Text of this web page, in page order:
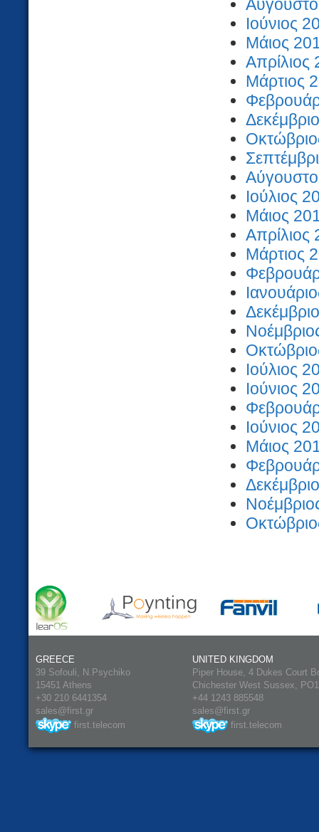
Ιούνιος
Μάιος
Απρίλιος
Μάρτιος
Ιούλιος
Μάιος
Απρίλιος
Μάρτιος
Ιούλιος
Ιούνιος
Ιούνιος
Μάιος
GREECE
39 Sofouli, N.Psychiko
15451 Athens
+30 210 6441354
sales@first.gr
first.telecom
UNITED KINGDOM
Piper House, 4 Dukes Court
Chichester West Sussex,
+44 1243 885548
sales@first.gr
first.telecom